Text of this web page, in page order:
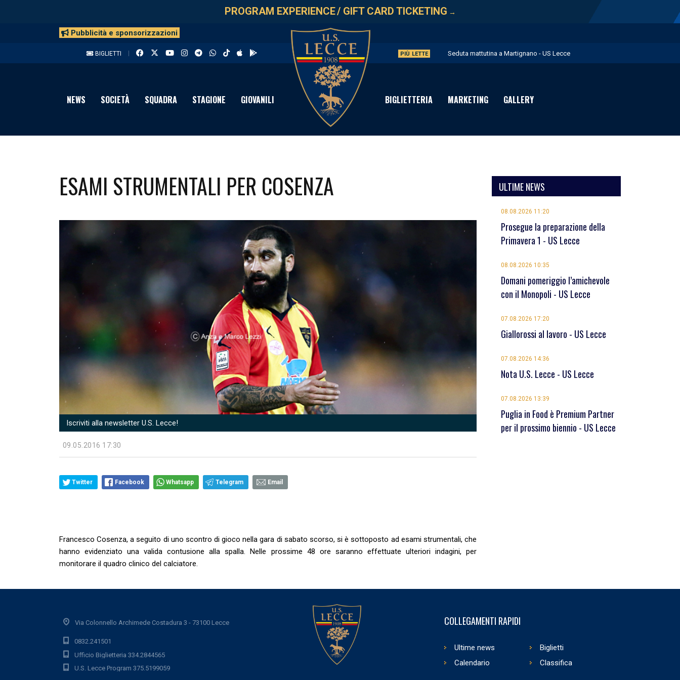
PROGRAM EXPERIENCE/ GIFT CARD TICKETING →
Pubblicità e sponsorizzazioni
BIGLIETTI PIÙ LETTE Seduta mattutina a Martignano - US Lecce
Puglia in Food è Premium Partner per il prossimo biennio - US Lecce
Domani pomeriggio l’amichevole con il Monopoli - US Lecce
NEWS SOCIETÀ SQUADRA STAGIONE GIOVANILI BIGLIETTERIA MARKETING GALLERY
ESAMI STRUMENTALI PER COSENZA
Iscriviti alla newsletter U.S. Lecce!
09.05.2016 17:30
Twitter Facebook Whatsapp Telegram Email
Francesco Cosenza, a seguito di uno scontro di gioco nella gara di sabato scorso, si è sottoposto ad esami strumentali, che
hanno evidenziato una valida contusione alla spalla. Nelle prossime 48 ore saranno effettuate ulteriori indagini, per
monitorare il quadro clinico del calciatore.
ULTIME NEWS
08.08.2026 11:20
Prosegue la preparazione della
Primavera 1 - US Lecce
08.08.2026 10:35
Domani pomeriggio l’amichevole
con il Monopoli - US Lecce
07.08.2026 17:20
Giallorossi al lavoro - US Lecce
07.08.2026 14:36
Nota U.S. Lecce - US Lecce
07.08.2026 13:39
Puglia in Food è Premium Partner
per il prossimo biennio - US Lecce
Via Colonnello Archimede Costadura 3 - 73100 Lecce
0832.241501
Ufficio Biglietteria 334.2844565
U.S. Lecce Program 375.5199059
COLLEGAMENTI RAPIDI
Ultime news
Biglietti
Calendario
Classifica